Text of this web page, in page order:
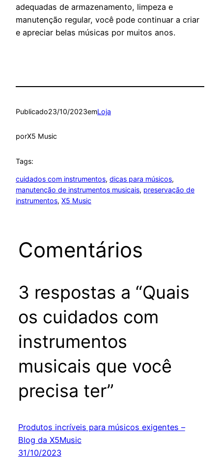
adequadas de armazenamento, limpeza e
manutenção regular, você pode continuar a criar
e apreciar belas músicas por muitos anos.
Publicado23/10/2023emLoja
porX5 Music
Tags:
cuidados com instrumentos, dicas para músicos
manutenção de instrumentos musicais, preservação de
instrumentos, X5 Music
Comentários
3 respostas a “Quais
os cuidados com
instrumentos
musicais que você
precisa ter”
Produtos incríveis para músicos exigentes –
Blog da X5Music
31/10/2023